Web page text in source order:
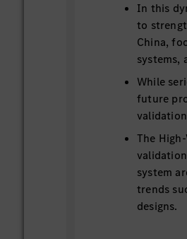
In this
to
China,
systems,
While
future
The
system
trends
designs.